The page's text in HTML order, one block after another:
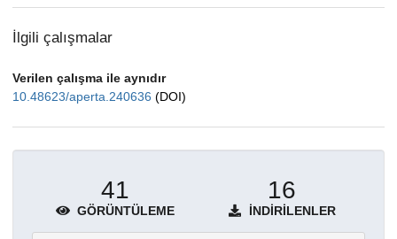
İlgili çalışmalar
Verilen çalışma ile aynıdır
10.48623/aperta.240636 (DOI)
41
GÖRÜNTÜLEME
16
İNDIRILENLER